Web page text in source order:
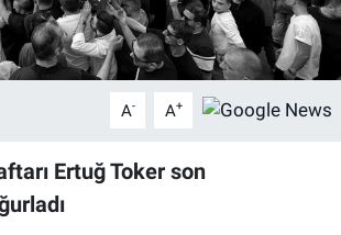
A- A+
Ertuğ Toker son